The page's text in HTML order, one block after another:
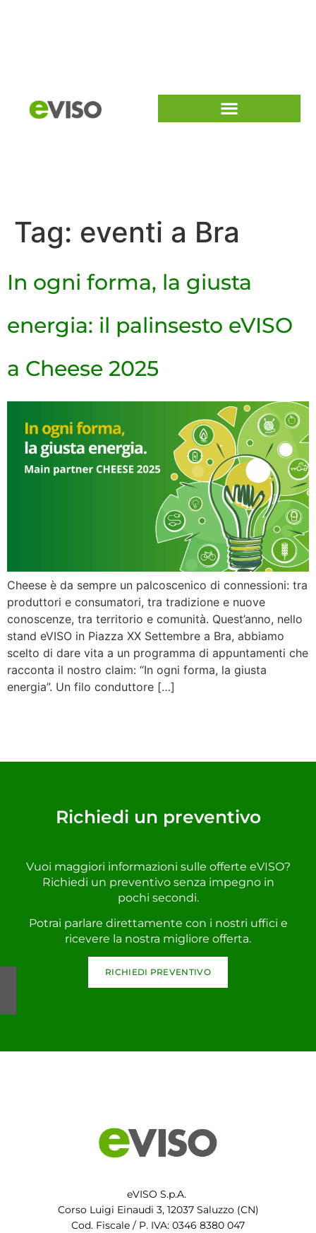
Tag: eventi a Bra
In ogni forma, la giusta
energia: il palinsesto eVISO
a Cheese 2025
Cheese è da sempre un palcoscenico di connessioni: tra
produttori e consumatori, tra tradizione e nuove
conoscenze, tra territorio e comunità. Quest’anno, nello
stand eVISO in Piazza XX Settembre a Bra, abbiamo
scelto di dare vita a un programma di appuntamenti che
racconta il nostro claim: “In ogni forma, la giusta
energia”. Un filo conduttore […]
Richiedi un preventivo
Vuoi maggiori informazioni sulle offerte eVISO?
Richiedi un preventivo senza impegno in
pochi secondi.
Potrai parlare direttamente con i nostri uffici e
ricevere la nostra migliore offerta.
RICHIEDI PREVENTIVO
eVISO S.p.A.
Corso Luigi Einaudi 3, 12037 Saluzzo (CN)
Cod. Fiscale / P. IVA: 0346 8380 047